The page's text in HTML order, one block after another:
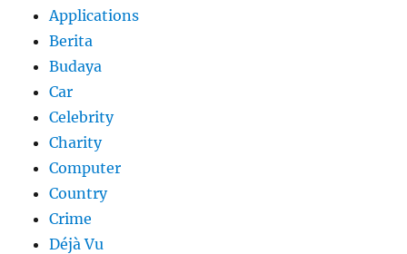
Applications
Berita
Budaya
Car
Celebrity
Charity
Computer
Country
Crime
Déjà Vu